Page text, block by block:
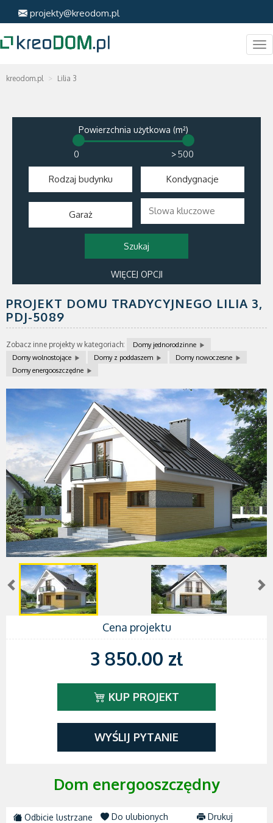
projekty@kreodom.pl
kreodom.pl Lilia 3
Powierzchnia użytkowa (m²)
>
Rodzaj budynku Kondygnacje
Garaż
WIĘCEJ OPCJI
PROJEKT DOMU TRADYCYJNEGO LILIA 3,
PDJ-5089
Zobacz inne projekty w kategoriach:
Domy jednorodzinne
Domy wolnostojące
Domy z poddaszem
Domy nowoczesne
Domy energooszczędne
Cena projektu
3 850.00 zł
KUP PROJEKT
WYŚLIJ PYTANIE
Dom energooszczędny
Odbicie lustrzane Do ulubionych Drukuj